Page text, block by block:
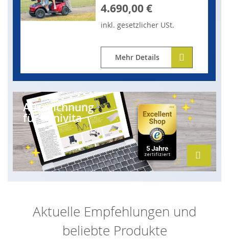
4.690,00 €
inkl. gesetzlicherUSt.
Mehr Details
Auszeichnung
für Sanivita
Aktuelle Empfehlungen und
beliebte Produkte